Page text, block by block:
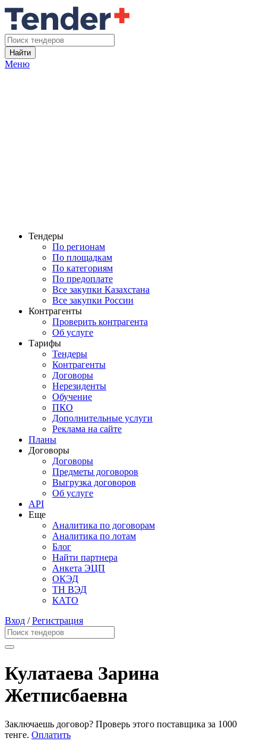
Найти
Меню
Тендеры
По регионам
По площадкам
По категориям
По предоплате
Все закупки Казахстана
Все закупки России
Контрагенты
Проверить контрагента
Об услуге
Тарифы
Тендеры
Контрагенты
Договоры
Нерезиденты
Обучение
ПКО
Дополнительные услуги
Реклама на сайте
Планы
Договоры
Договоры
Предметы договоров
Выгрузка договоров
Об услуге
API
Еще
Аналитика по договорам
Аналитика по лотам
Блог
Найти партнера
Анкета ЭЦП
ОКЭД
ТН ВЭД
КАТО
Вход /Регистрация
Кулатаева Зарина
Жетписбаевна
Заключаешь договор? Проверь этого поставщика за 1000
тенге. Оплатить